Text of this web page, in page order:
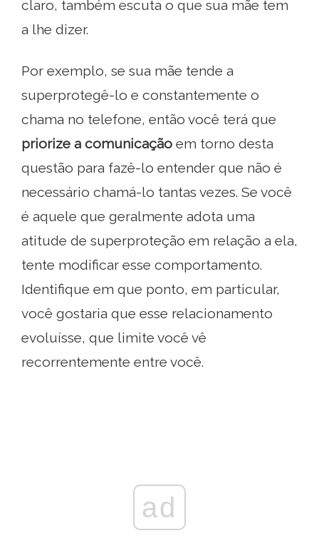
claro, também escuta o que sua mãe tem
a lhe dizer.
Por exemplo, se sua mãe tende a
superprotegê-lo e constantemente o
chama no telefone, então você terá que
priorize a comunicação em torno desta
questão para fazê-lo entender que não é
necessário chamá-lo tantas vezes. Se você
é aquele que geralmente adota uma
atitude de superproteção em relação a ela,
tente modificar esse comportamento.
Identifique em que ponto, em particular,
você gostaria que esse relacionamento
evoluísse, que limite você vê
recorrentemente entre você.
ad